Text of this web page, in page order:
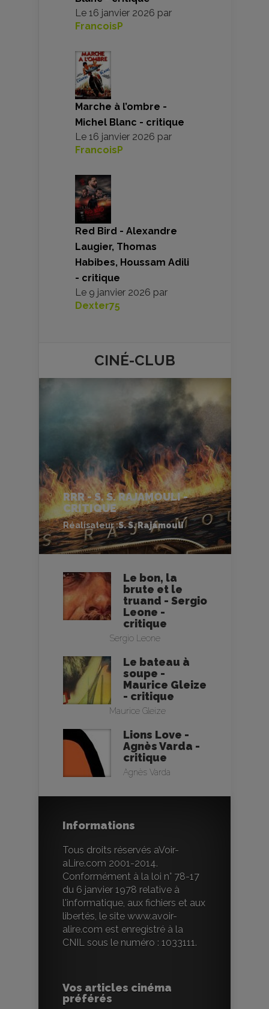
Le 16 janvier 2026 par
FrancoisP
Marche à l’ombre -
Michel Blanc - critique
Le 16 janvier 2026 par
FrancoisP
Red Bird - Alexandre
Laugier, Thomas
Habibes, Houssam Adili
- critique
Le 9 janvier 2026 par
Dexter75
CINÉ-CLUB
RRR - S. S. RAJAMOULI -
CRITIQUE
Réalisateur :S. S. Rajamouli
Le bon, la
brute et le
truand - Sergio
Leone -
critique
Sergio Leone
Le bateau à
soupe -
Maurice Gleize
- critique
Maurice Gleize
Lions Love -
Agnès Varda -
critique
Agnès Varda
Informations
Tous droits réservés aVoir-
aLire.com 2001-2014.
Conformément à la loi n° 78-17
du 6 janvier 1978 relative à
l'informatique, aux fichiers et aux
libertés, le site www.avoir-
alire.com est enregistré à la
CNIL sous le numéro : 1033111.
Vos articles cinéma
préférés